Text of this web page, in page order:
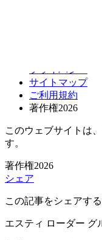
プライバシー
サイトマップ
ご利用規約
著作権2026
このウェブサイトは
す。
著作権2026
シェア
この記事をシェアする
エスティ ローダー グ